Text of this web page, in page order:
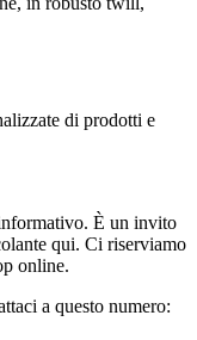
di prodotti e
È un invito
qui. Ci riserviamo
online.
a questo numero: